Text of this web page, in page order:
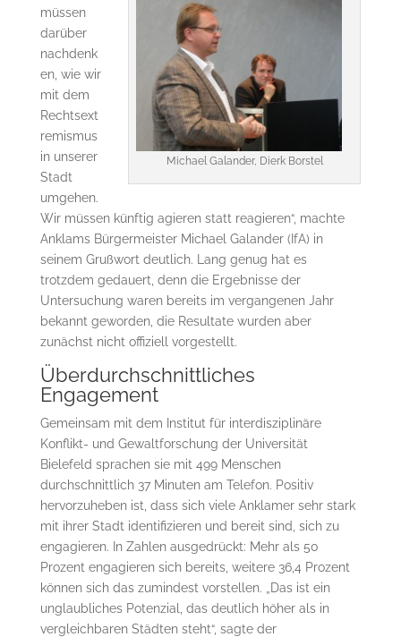
Michael Galander, Dierk Borstel
müssen
darüber
nachdenk
en, wie wir
mit dem
Rechtsext
remismus
in unserer
Stadt
umgehen.
Wir müssen künftig agieren statt reagieren“, machte
Anklams Bürgermeister Michael Galander (IfA) in
seinem Grußwort deutlich. Lang genug hat es
trotzdem gedauert, denn die Ergebnisse der
Untersuchung waren bereits im vergangenen Jahr
bekannt geworden, die Resultate wurden aber
zunächst nicht offiziell vorgestellt.
Überdurchschnittliches
Engagement
Gemeinsam mit dem Institut für interdisziplinäre
Konflikt- und Gewaltforschung der Universität
Bielefeld sprachen sie mit 499 Menschen
durchschnittlich 37 Minuten am Telefon. Positiv
hervorzuheben ist, dass sich viele Anklamer sehr stark
mit ihrer Stadt identifizieren und bereit sind, sich zu
engagieren. In Zahlen ausgedrückt: Mehr als 50
Prozent engagieren sich bereits, weitere 36,4 Prozent
können sich das zumindest vorstellen. „Das ist ein
unglaubliches Potenzial, das deutlich höher als in
vergleichbaren Städten steht“, sagte der